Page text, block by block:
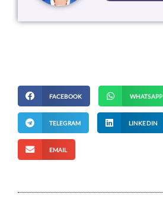
FACEBOOK WHATSAPP
TELEGRAM LINKEDIN
EMAIL